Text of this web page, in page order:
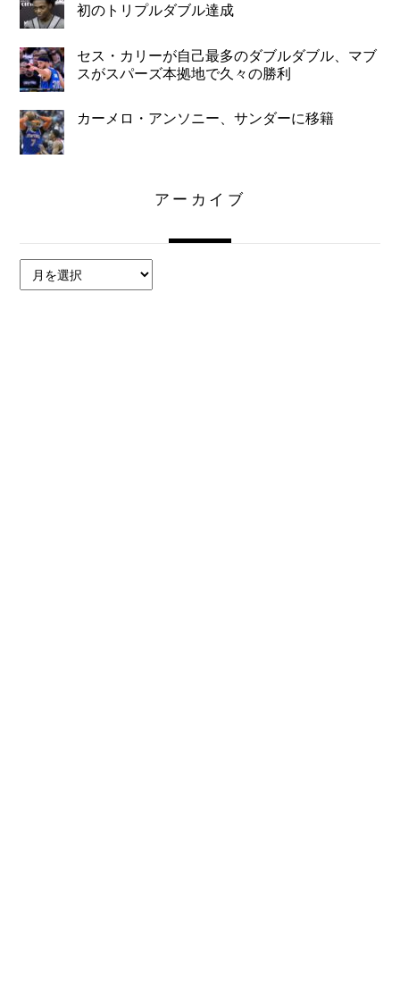
初のトリプルダブル達成
セス・カリーが自己最多のダブルダブル、マブ
スがスパーズ本拠地で久々の勝利
カーメロ・アンソニー、サンダーに移籍
アーカイブ
ー